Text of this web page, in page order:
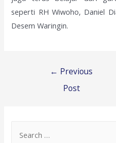
seperti RH Wiwoho, Daniel
Desem Waringin.
← Previous
Post